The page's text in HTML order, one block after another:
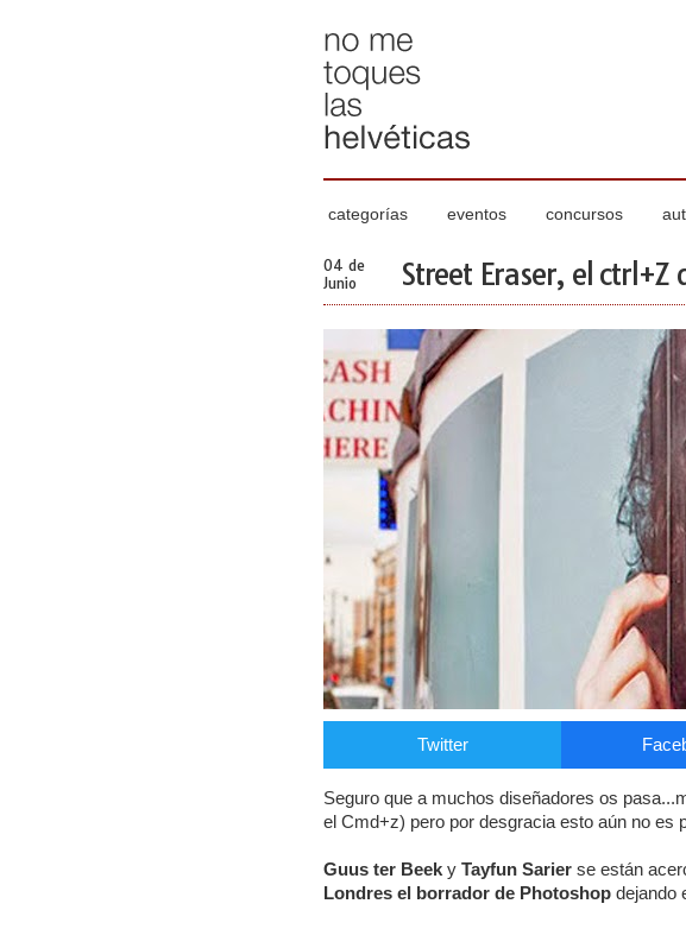
categorías eventos concursos
04 de
Junio
Street Eraser, el ctrl+Z
Twitter
Seguro que a muchos diseñadores os
el Cmd+z) pero por desgracia esto aún no es
Guus ter Beek y Tayfun Sarier se están
Londres el borrador de Photoshop dejando